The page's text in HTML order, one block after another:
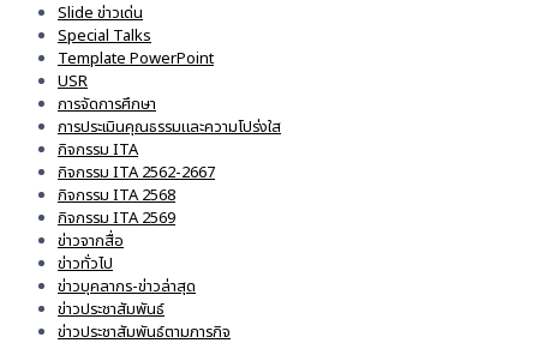
Slide ข่าวเด่น
Special Talks
Template PowerPoint
USR
การจัดการศึกษา
การประเมินคุณธรรมและความโปร่งใส
กิจกรรม ITA
กิจกรรม ITA 2562-2667
กิจกรรม ITA 2568
กิจกรรม ITA 2569
ข่าวจากสื่อ
ข่าวทั่วไป
ข่าวบุคลากร-ข่าวล่าสุด
ข่าวประชาสัมพันธ์
ข่าวประชาสัมพันธ์ตามภารกิจ